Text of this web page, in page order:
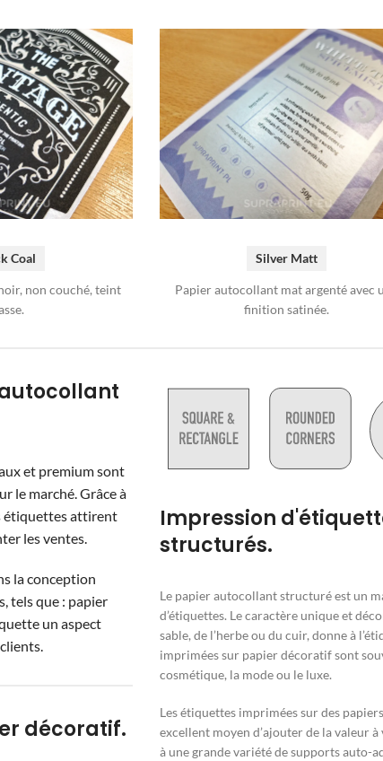
Coal
non couché, teint
Silver Matt
Papier autocollant mat argenté avec
finition satinée.
et premium sont
le marché. Grâce à
étiquettes attirent
les ventes.
la conception
tels que : papier
un aspect
décoratif.
Impression
structurés.
Le papier autocollant structuré est un
d’étiquettes. Le caractère unique et
sable, de l’herbe ou du cuir, donne à
imprimées sur papier décoratif sont
cosmétique, la mode ou le luxe.
Les étiquettes imprimées sur des
excellent moyen d’ajouter de la valeur
à une grande variété de supports auto-